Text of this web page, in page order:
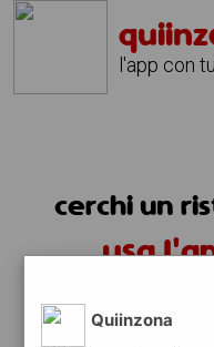
l'app con
cerchi un
usa
Quiinzona